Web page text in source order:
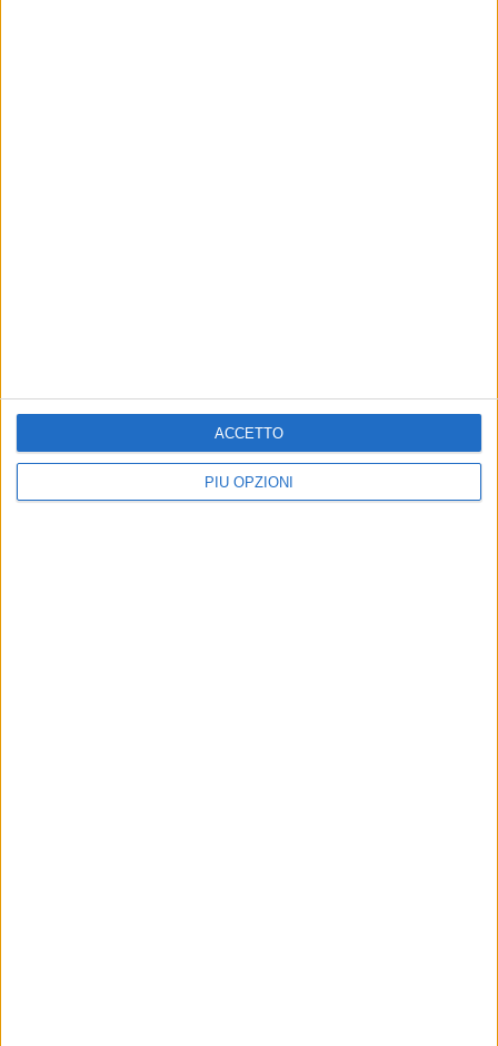
PIÙ OPZIONI
ACCETTO